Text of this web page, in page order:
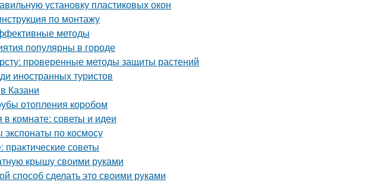
установку пластиковых окон
по монтажу
методы
популярны в городе
проверенные методы защиты растений
иностранных туристов
Казани
отопления коробом
в комнате: советы и идеи
по космосу
практические советы
крышу своими руками
способ сделать это своими руками